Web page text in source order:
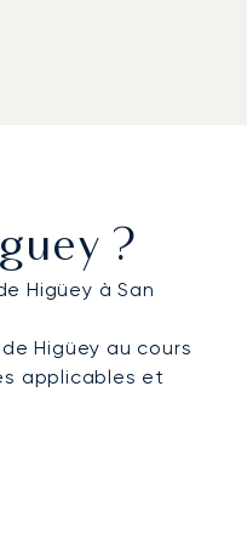
?
Higüey à San
Higüey au cours
applicables et